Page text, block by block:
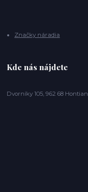
Značky náradia
Kde nás nájdete
Dvorníky 105, 962 68